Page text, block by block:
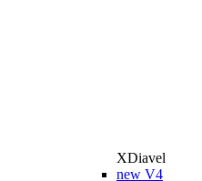
XDiavel
new V4